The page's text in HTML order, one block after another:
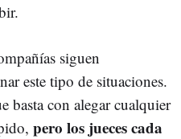
siguen
este tipo de situaciones.
basta con alegar cualquier
pero los jueces cada